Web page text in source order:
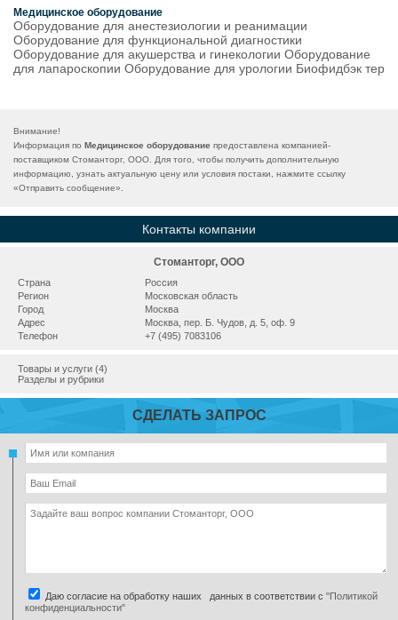
Медицинское оборудование
Оборудование для анестезиологии и реанимации
Оборудование для функциональной диагностики
Оборудование для акушерства и гинекологии Оборудование
для лапароскопии Оборудование для урологии Биофидбэк тер
Внимание!
Информация по Медицинское оборудование предоставлена компанией-
поставщиком Стоманторг, ООО. Для того, чтобы получить дополнительную
информацию, узнать актуальную цену или условия постаки, нажмите ссылку
«Отправить сообщение».
Контакты компании
Стоманторг, ООО
Страна
Россия
Регион
Московская область
Город
Москва
Адрес
Москва, пер. Б. Чудов, д. 5, оф. 9
Телефон
+7 (495) 7083106
Товары и услуги (4)
Разделы и рубрики
СДЕЛАТЬ ЗАПРОС
Даю согласие на обработку наших данных в соответствии с "Политикой
конфиденциальности"